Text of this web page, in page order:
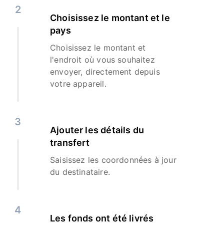
2
Choisissez le montant et le
pays
Choisissez le montant et
l'endroit où vous souhaitez
envoyer, directement depuis
votre appareil.
3
Ajouter les détails du
transfert
Saisissez les coordonnées à jour
du destinataire.
4
Les fonds ont été livrés